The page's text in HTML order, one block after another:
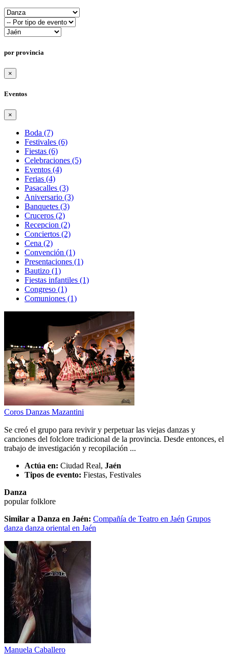
por provincia
×
Eventos
×
Boda (7)
Festivales (6)
Fiestas (6)
Celebraciones (5)
Eventos (4)
Ferias (4)
Pasacalles (3)
Aniversario (3)
Banquetes (3)
Cruceros (2)
Recepcion (2)
Conciertos (2)
Cena (2)
Convención (1)
Presentaciones (1)
Bautizo (1)
Fiestas infantiles (1)
Congreso (1)
Comuniones (1)
Coros Danzas Mazantini
Se creó el grupo para revivir y perpetuar las viejas danzas y
canciones del folclore tradicional de la provincia. Desde entonces, el
trabajo de investigación y recopilación ...
Actúa en: Ciudad Real, Jaén
Tipos de evento: Fiestas, Festivales
Danza
popular folklore
Similar a Danza en Jaén: Compañía de Teatro en Jaén Grupos
danza danza oriental en Jaén
Manuela Caballero